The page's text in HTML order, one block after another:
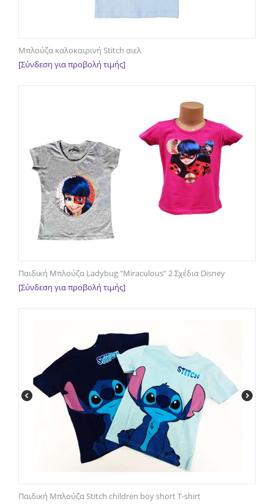
Μπλούζα καλοκαιρινή Stitch σιελ
[Σύνδεση για προβολή τιμής]
Παιδική Μπλούζα Ladybug "Miraculous" 2 Σχέδια Disney
[Σύνδεση για προβολή τιμής]
Παιδική Μπλούζα Stitch children boy short T-shirt